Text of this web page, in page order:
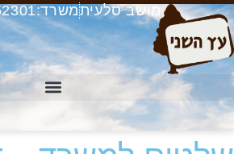
דלג
לתוכן
מושב סלעיתמשרד:074-7452301